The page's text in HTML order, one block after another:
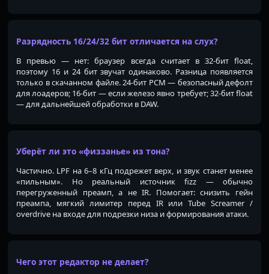
Разрядность 16/24/32 бит отличается на слух?
В превью — нет: браузер всегда считает в 32-бит float,
поэтому 16 и 24 бит звучат одинаково. Разница появляется
только в скачанном файле. 24-бит PCM — безопасный дефолт
для лоадеров; 16-бит — если железо явно требует; 32-бит float
— для дальнейшей обработки в DAW.
Уберёт ли это «физзанье» из тона?
Частично. LPF на 6–8 кГц подрежет верх, и звук станет менее
«пильным». Но реальный источник fizz — обычно
перегруженный преамп, а не IR. Помогает: снизить гейн
преампа, мягкий лимитер перед IR или Tube Screamer /
overdrive на входе для подрезки низа и формирования атаки.
Чего этот редактор не делает?